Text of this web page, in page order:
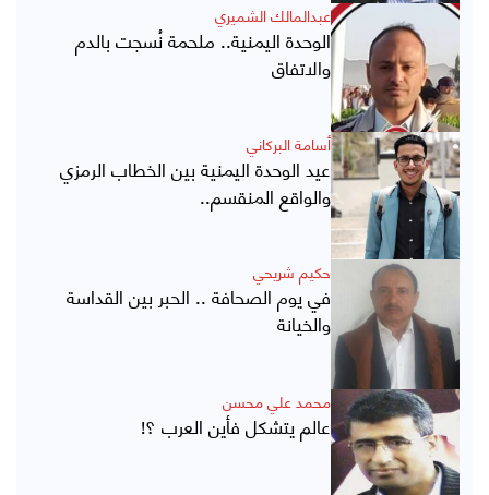
عبدالمالك الشميري
الوحدة اليمنية.. ملحمة نُسجت بالدم
والاتفاق
أسامة البركاني
عيد الوحدة اليمنية بين الخطاب الرمزي
والواقع المنقسم..
حكيم شريحي
في يوم الصحافة .. الحبر بين القداسة
والخيانة
محمد علي محسن
عالم يتشكل فأين العرب ؟!